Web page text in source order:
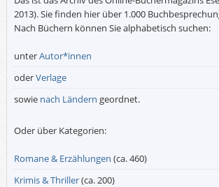
2013). Sie finden hier über 1.000
Nach Büchern können Sie alphabetisch suchen:
unterAutor*innen
oderVerlage
sowie nach Ländern geordnet.
Oder über Kategorien:
Romane & Erzählungen (ca. 460)
Krimis & Thriller(ca. 200)